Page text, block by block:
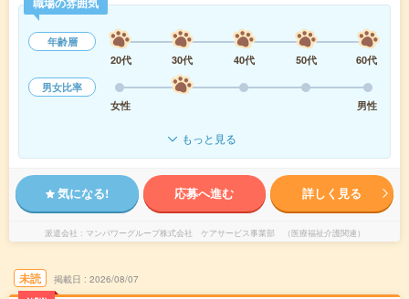
年齢層
20代
30代 40代 50代
60代
男女比率
女性
男性
もっと見る
気になる! 応募へ進む 詳しく見る
派遣会社 マンパワーグループ株式会社 ケアサービス事業部 （医療福祉介護関連）
未読 掲載日 2026/08/07